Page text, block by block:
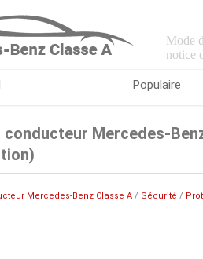
Mode
notice
Populaire
conducteur Mercedes-
Mercedes-Benz Classe A / Sécurité /